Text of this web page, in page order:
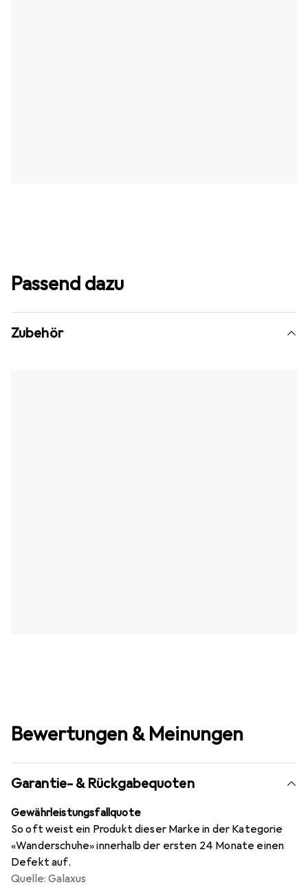
Passend dazu
Zubehör
Bewertungen & Meinungen
Garantie- & Rückgabequoten
Gewährleistungsfallquote
So oft weist ein Produkt dieser Marke in der Kategorie
«Wanderschuhe» innerhalb der ersten 24 Monate einen
Defekt auf.
Quelle: Galaxus